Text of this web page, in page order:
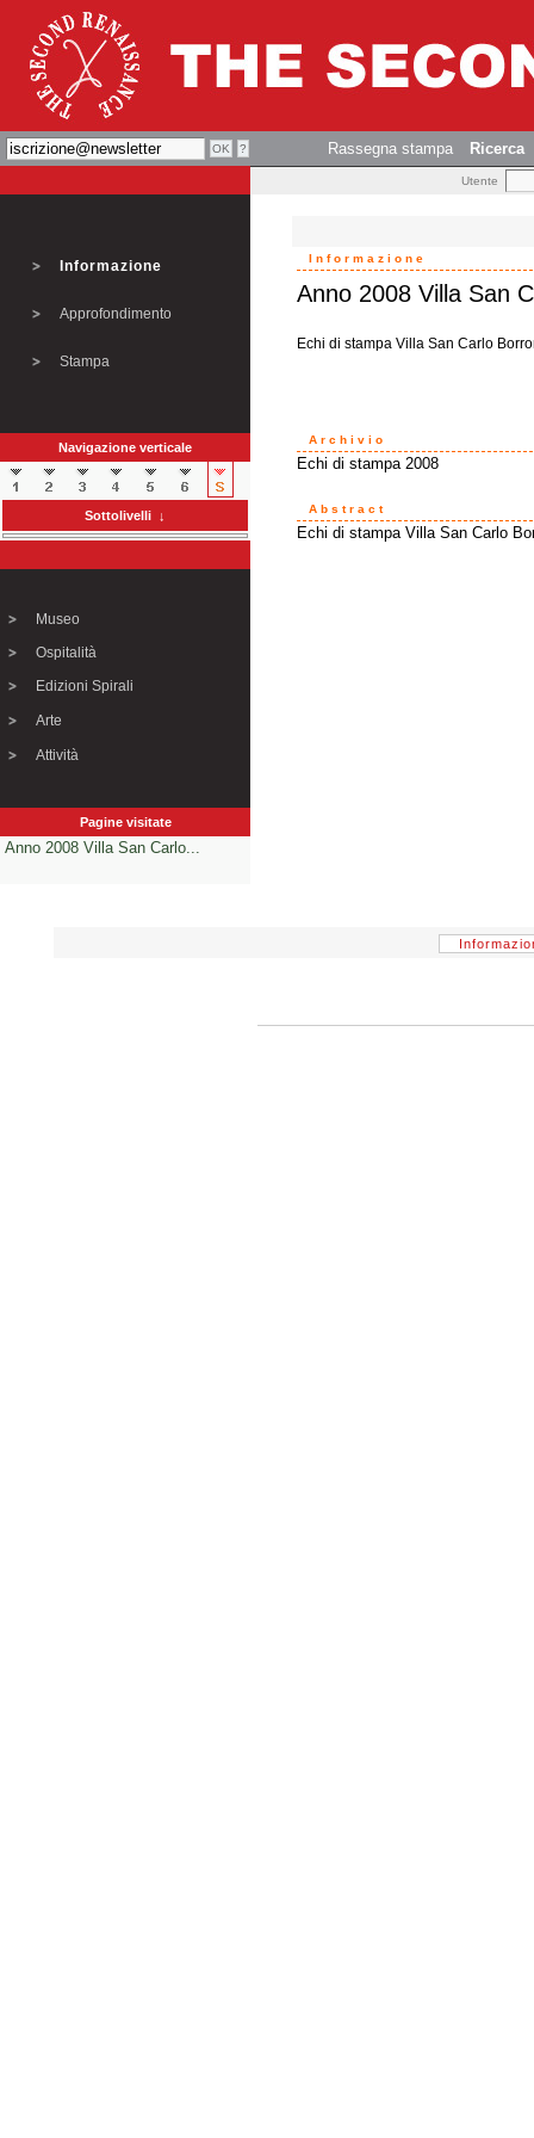
Rassegna stampa Ricerca
Utente
Informazione
Approfondimento
Stampa
Navigazione verticale
Sottolivelli ↓
Museo
Ospitalità
Edizioni Spirali
Arte
Attività
Pagine visitate
Anno 2008 Villa San Carlo...
Informazione
Anno 2008 Villa San
Echi di stampa Villa San Carlo
Archivio
Echi di stampa 2008
Abstract
Echi di stampa Villa San Carlo